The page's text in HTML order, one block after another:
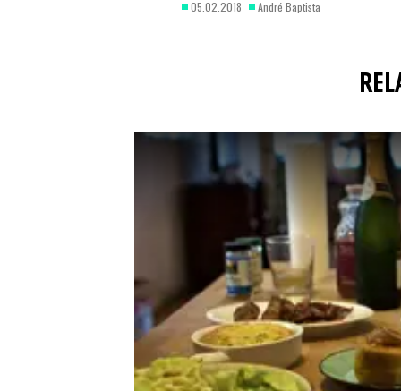
05.02.2018 André Baptista